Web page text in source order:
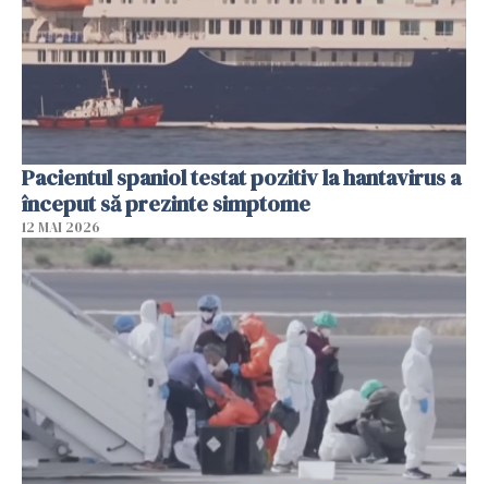
Pacientul spaniol testat pozitiv la hantavirus a
început să prezinte simptome
12 MAI 2026